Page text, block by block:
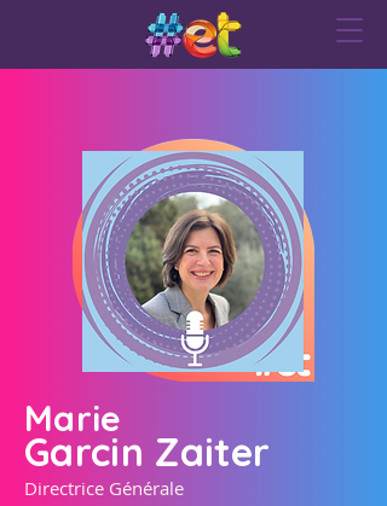
Marie
Garcin Zaiter
Directrice Générale